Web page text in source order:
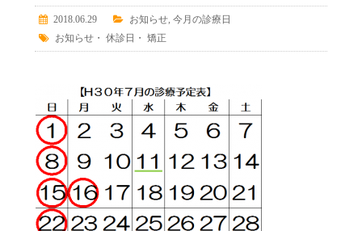
2018.06.29 お知らせ, 今月の診療日
お知らせ・ 休診日 ・ 矯正